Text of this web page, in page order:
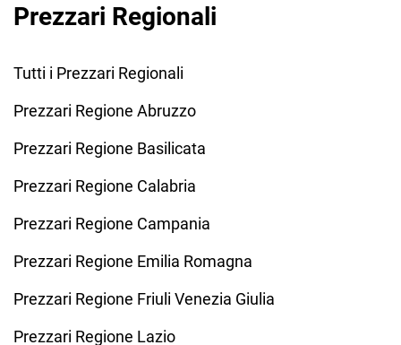
Prezzari Regionali
Tutti i Prezzari Regionali
Prezzari Regione Abruzzo
Prezzari Regione Basilicata
Prezzari Regione Calabria
Prezzari Regione Campania
Prezzari Regione Emilia Romagna
Prezzari Regione Friuli Venezia Giulia
Prezzari Regione Lazio